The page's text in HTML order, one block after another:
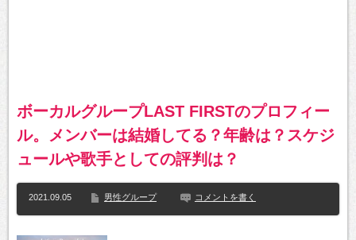
ボーカルグループLAST FIRSTのプロフィー
ル。メンバーは結婚してる？年齢は？スケジ
ュールや歌手としての評判は？
2021.09.05 男性グループ コメントを書く